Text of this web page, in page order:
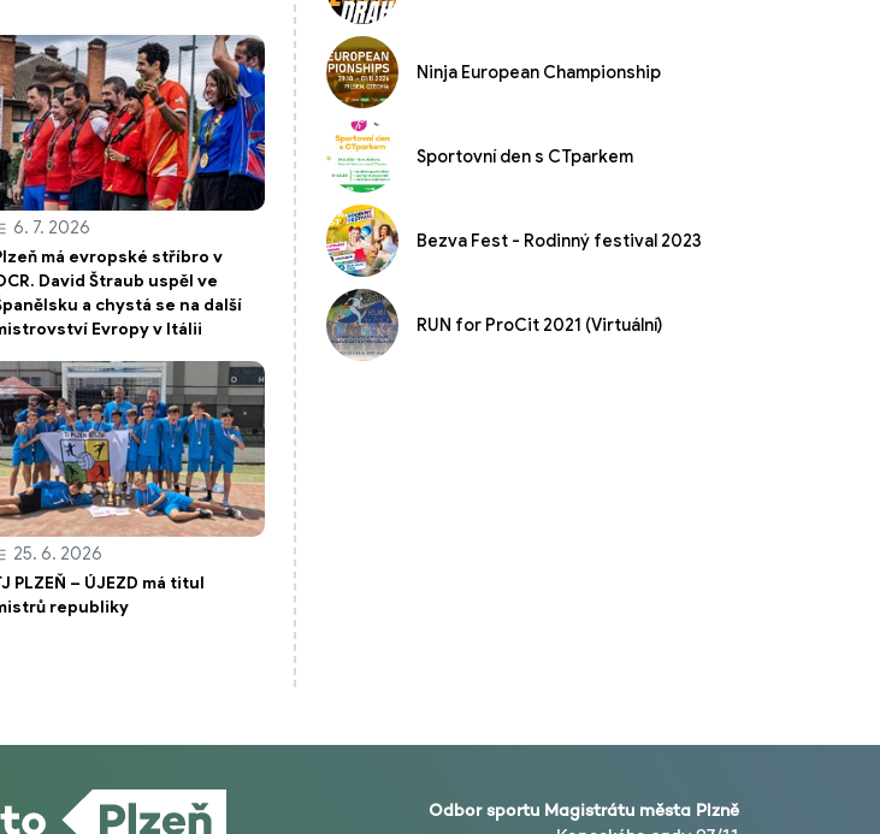
6. 7. 2026
má evropské stříbro v
David Štraub uspěl ve
a chystá se na další
Evropy v Itálii
25. 6. 2026
PLZEŇ – ÚJEZD má titul
republiky
Ninja European Championship
Sportovní den s CTparkem
Bezva Fest - Rodinný festival 2023
RUN for ProCit 2021 (Virtuální)
Odbor sportu Magistrátu města Plzně